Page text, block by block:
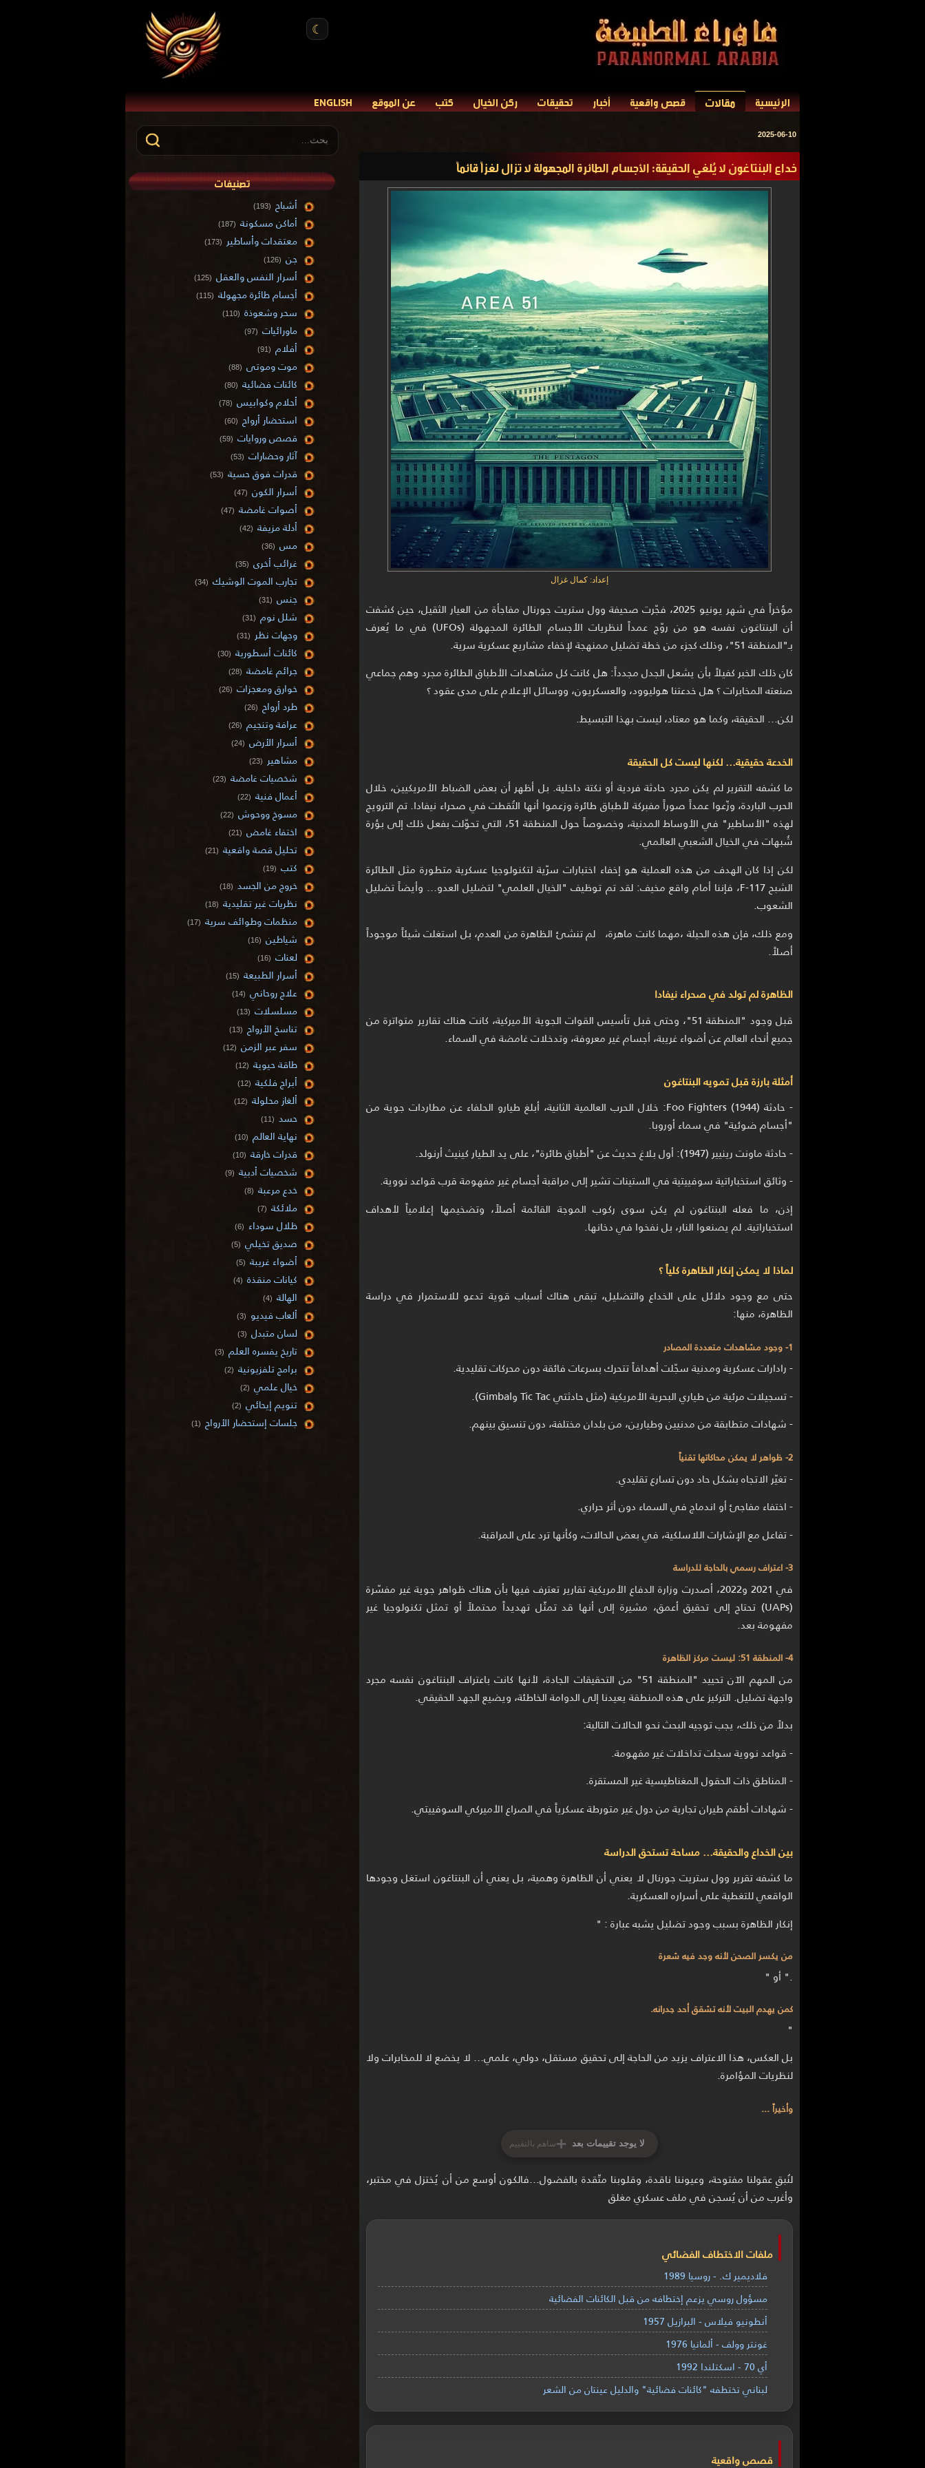
☾
الرئيسية مقالات قصص واقعية أخبار تحقيقات ركن الخيال كتب عن الموقع ENGLISH
2025-06-10
خداع البنتاغون لا يُلغي الحقيقة: الأجسام الطائرة المجهولة لا تزال لغزاً قائماً
إعداد: كمال غزال
مؤخراً في شهر يونيو 2025، فجّرت صحيفة وول ستريت جورنال مفاجأة من العيار الثقيل، حين كشفت
أن البنتاغون نفسه هو من روّج عمداً لنظريات الأجسام الطائرة المجهولة (UFOs) في ما يُعرف
بـ"المنطقة 51"، وذلك كجزء من خطة تضليل ممنهجة لإخفاء مشاريع عسكرية سرية.
كان ذلك الخبر كفيلاً بأن يشعل الجدل مجدداً: هل كانت كل مشاهدات الأطباق الطائرة مجرد وهم جماعي
صنعته المخابرات ؟ هل خدعتنا هوليوود، والعسكريون، ووسائل الإعلام على مدى عقود ؟
لكن… الحقيقة، وكما هو معتاد، ليست بهذا التبسيط.
الخدعة حقيقية… لكنها ليست كل الحقيقة
ما كشفه التقرير لم يكن مجرد حادثة فردية أو نكتة داخلية. بل أظهر أن بعض الضباط الأمريكيين، خلال
الحرب الباردة، وزّعوا عمداً صوراً مفبركة لأطباق طائرة وزعموا أنها التُقطت في صحراء نيفادا. تم الترويج
لهذه "الأساطير" في الأوساط المدنية، وخصوصاً حول المنطقة 51، التي تحوّلت بفعل ذلك إلى بؤرة
شُبهات في الخيال الشعبي العالمي.
لكن إذا كان الهدف من هذه العملية هو إخفاء اختبارات سرّية لتكنولوجيا عسكرية متطورة مثل الطائرة
الشبح F-117، فإننا أمام واقع مخيف: لقد تم توظيف "الخيال العلمي" لتضليل العدو… وأيضاً تضليل
الشعوب.
ومع ذلك، فإن هذه الحيلة ،مهما كانت ماهرة، لم تنشئ الظاهرة من العدم، بل استغلت شيئاً موجوداً
أصلاً.
الظاهرة لم تولد في صحراء نيفادا
قبل وجود "المنطقة 51"، وحتى قبل تأسيس القوات الجوية الأميركية، كانت هناك تقارير متواترة من
جميع أنحاء العالم عن أضواء غريبة، أجسام غير معروفة، وتدخلات غامضة في السماء.
أمثلة بارزة قبل تمويه البنتاغون
- حادثة Foo Fighters (1944): خلال الحرب العالمية الثانية، أبلغ طيارو الحلفاء عن مطاردات جوية من
"أجسام ضوئية" في سماء أوروبا.
- حادثة ماونت رينيير (1947): أول بلاغ حديث عن "أطباق طائرة"، على يد الطيار كينيث أرنولد.
- وثائق استخباراتية سوفييتية في الستينات تشير إلى مراقبة أجسام غير مفهومة قرب قواعد نووية.
إذن، ما فعله البنتاغون لم يكن سوى ركوب الموجة القائمة أصلاً، وتضخيمها إعلامياً لأهداف
استخباراتية. لم يصنعوا النار، بل نفخوا في دخانها.
لماذا لا يمكن إنكار الظاهرة كلياً ؟
حتى مع وجود دلائل على الخداع والتضليل، تبقى هناك أسباب قوية تدعو للاستمرار في دراسة
الظاهرة، منها:
1- وجود مشاهدات متعددة المصادر
- رادارات عسكرية ومدنية سجّلت أهدافاً تتحرك بسرعات فائقة دون محركات تقليدية.
- تسجيلات مرئية من طياري البحرية الأمريكية (مثل حادثتي Tic Tac وGimbal).
- شهادات متطابقة من مدنيين وطيارين، من بلدان مختلفة، دون تنسيق بينهم.
2- ظواهر لا يمكن محاكاتها تقنياً
- تغيّر الاتجاه بشكل حاد دون تسارع تقليدي.
- اختفاء مفاجئ أو اندماج في السماء دون أثر حراري.
- تفاعل مع الإشارات اللاسلكية، في بعض الحالات، وكأنها ترد على المراقبة.
3- اعتراف رسمي بالحاجة للدراسة
في 2021 و2022، أصدرت وزارة الدفاع الأمريكية تقارير تعترف فيها بأن هناك ظواهر جوية غير مفسّرة
(UAPs) تحتاج إلى تحقيق أعمق، مشيرة إلى أنها قد تمثّل تهديداً محتملاً أو تمثل تكنولوجيا غير
مفهومة بعد.
4- المنطقة 51: ليست مركز الظاهرة
من المهم الآن تحييد "المنطقة 51" من التحقيقات الجادة، لأنها كانت باعتراف البنتاغون نفسه مجرد
واجهة تضليل. التركيز على هذه المنطقة يعيدنا إلى الدوامة الخاطئة، ويضيع الجهد الحقيقي.
بدلاً من ذلك، يجب توجيه البحث نحو الحالات التالية:
- قواعد نووية سجلت تداخلات غير مفهومة.
- المناطق ذات الحقول المغناطيسية غير المستقرة.
- شهادات أطقم طيران تجارية من دول غير متورطة عسكرياً في الصراع الأميركي السوفييتي.
بين الخداع والحقيقة… مساحة تستحق الدراسة
ما كشفه تقرير وول ستريت جورنال لا يعني أن الظاهرة وهمية، بل يعني أن البنتاغون استغل وجودها
الواقعي للتغطية على أسراره العسكرية.
إنكار الظاهرة بسبب وجود تضليل يشبه عبارة : "
من يكسر الصحن لأنه وجد فيه شعرة
." أو "
كمن يهدم البيت لأنه تشقق أحد جدرانه.
"
بل العكس، هذا الاعتراف يزيد من الحاجة إلى تحقيق مستقل، دولي، علمي… لا يخضع لا للمخابرات ولا
لنظريات المؤامرة.
وأخيراً ...
لا يوجد تقييمات بعد +ساهم بالتقييم
لنُبقِ عقولنا مفتوحة، وعيوننا ناقدة، وقلوبنا متّقدة بالفضول...فالكون أوسع من أن يُختزل في مختبر،
وأغرب من أن يُسجن في ملف عسكري مغلق
ملفات الاختطاف الفضائي
فلاديمير ك. - روسيا 1989
مسؤول روسي يزعم إختطافه من قبل الكائنات الفضائية
أنطونيو فيلاس - البرازيل 1957
غونتر وولف - ألمانيا 1976
أي 70 - اسكتلندا 1992
لبناني تختطفه "كائنات فضائية" والدليل عينتان من الشعر
قصص واقعية
تصنيفات
أشباح (193)
أماكن مسكونة (187)
معتقدات وأساطير (173)
جن (126)
أسرار النفس والعقل (125)
أجسام طائرة مجهولة (115)
سحر وشعوذة (110)
ماورائيات (97)
أفلام (91)
موت وموتى (88)
كائنات فضائية (80)
أحلام وكوابيس (78)
استحضار أرواح (60)
قصص وروايات (59)
آثار وحضارات (53)
قدرات فوق حسية (53)
أسرار الكون (47)
أصوات غامضة (47)
أدلة مزيفة (42)
مس (36)
غرائب أخرى (35)
تجارب الموت الوشيك (34)
جنس (31)
شلل نوم (31)
وجهات نظر (31)
كائنات أسطورية (30)
جرائم غامضة (28)
خوارق ومعجزات (26)
طرد أرواح (26)
عرافة وتنجيم (26)
أسرار الأرض (24)
مشاهير (23)
شخصيات غامضة (23)
أعمال فنية (22)
مسوخ ووحوش (22)
اختفاء غامض (21)
تحليل قصة واقعية (21)
كتب (19)
خروج من الجسد (18)
نظريات غير تقليدية (18)
منظمات وطوائف سرية (17)
شياطين (16)
لعنات (16)
أسرار الطبيعة (15)
علاج روحاني (14)
مسلسلات (13)
تناسخ الأرواح (13)
سفر عبر الزمن (12)
طاقة حيوية (12)
أبراج فلكية (12)
ألغاز محلولة (12)
حسد (11)
نهاية العالم (10)
قدرات خارقة (10)
شخصيات أدبية (9)
خدع مرعبة (8)
ملائكة (7)
ظلال سوداء (6)
صديق تخيلي (5)
أضواء غريبة (5)
كيانات منقذة (4)
الهالة (4)
ألعاب فيديو (3)
لسان متبدل (3)
تاريخ يفسره العلم (3)
برامج تلفزيونية (2)
خيال علمي (2)
تنويم إيحائي (2)
جلسات إستحضار الأرواح (1)